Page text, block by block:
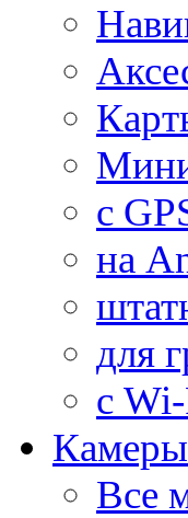
с
на
для
с
Камеры
Все